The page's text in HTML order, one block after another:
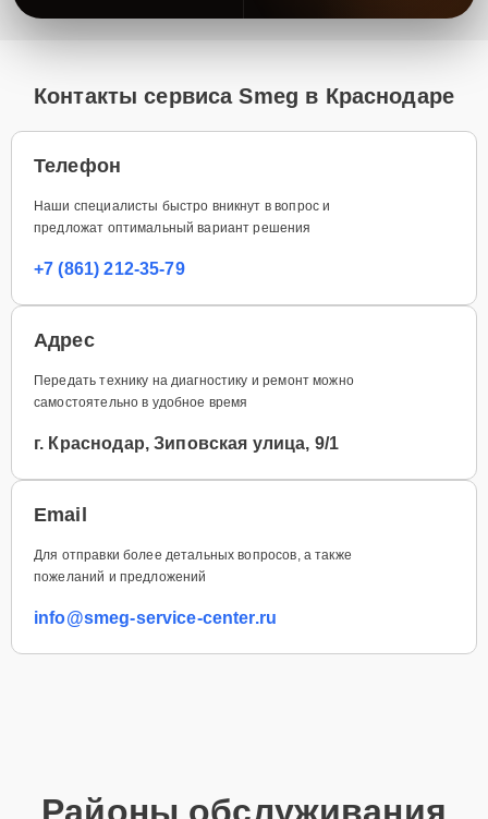
Контакты сервиса Smeg в Краснодаре
Телефон
Наши специалисты быстро вникнут в вопрос и
предложат оптимальный вариант решения
+7 (861) 212-35-79
Адрес
Передать технику на диагностику и ремонт можно
самостоятельно в удобное время
г. Краснодар, Зиповская улица, 9/1
Email
Для отправки более детальных вопросов, а также
пожеланий и предложений
info@smeg-service-center.ru
Районы обслуживания